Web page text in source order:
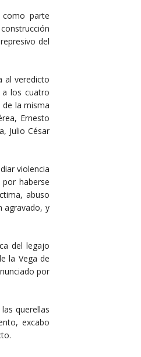
parte
del
al veredicto
los cuatro
de la misma
Ernesto
Julio César
violencia
haberse
abuso
agravado, y
del legajo
la Vega de
por
querellas
excabo